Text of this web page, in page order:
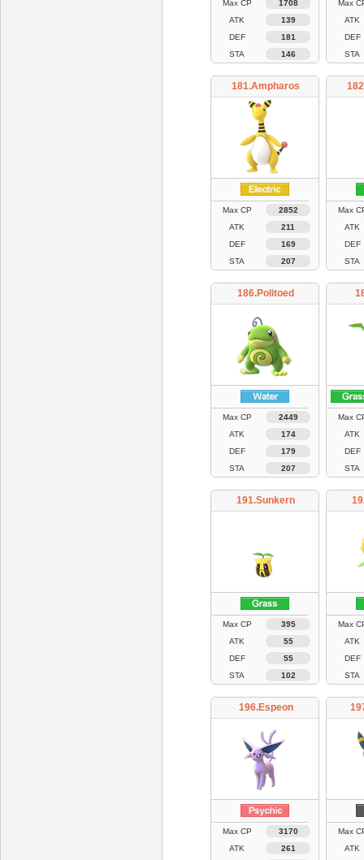
Max CP
1708
ATK
139
DEF
181
STA
146
Max
ATK
DEF
STA
181.Ampharos
Max CP
2852
ATK
211
DEF
169
STA
207
Max
ATK
DEF
STA
186.Politoed
Max CP
2449
ATK
174
DEF
179
STA
207
Max
ATK
DEF
STA
191.Sunkern
Max CP
395
ATK
55
DEF
55
STA
102
Max
ATK
DEF
STA
196.Espeon
Max CP
3170
ATK
261
Max
ATK